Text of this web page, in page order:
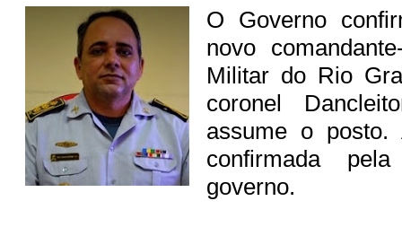
O Governo
novo
Militar do Rio
coronel
assume o posto.
confirmada
governo.